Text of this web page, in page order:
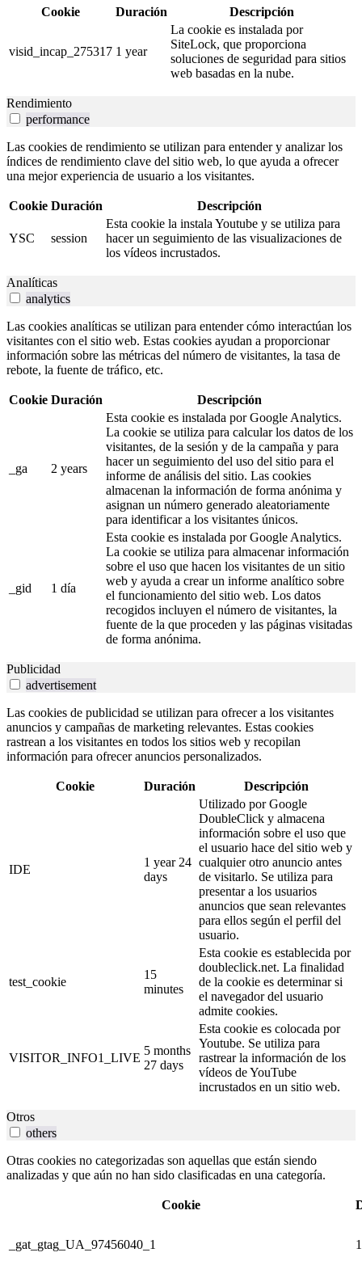
Cookie Duración Descripción
visid_incap_275317 1 year
La cookie es instalada por
SiteLock, que proporciona
soluciones de seguridad para sitios
web basadas en la nube.
Rendimiento
performance
Las cookies de rendimiento se utilizan para entender y analizar los
índices de rendimiento clave del sitio web, lo que ayuda a ofrecer
una mejor experiencia de usuario a los visitantes.
Cookie Duración Descripción
YSC session
Esta cookie la instala Youtube y se utiliza para
hacer un seguimiento de las visualizaciones de
los vídeos incrustados.
Analíticas
analytics
Las cookies analíticas se utilizan para entender cómo interactúan los
visitantes con el sitio web. Estas cookies ayudan a proporcionar
información sobre las métricas del número de visitantes, la tasa de
rebote, la fuente de tráfico, etc.
Cookie Duración Descripción
_ga 2 years
Esta cookie es instalada por Google Analytics.
La cookie se utiliza para calcular los datos de los
visitantes, de la sesión y de la campaña y para
hacer un seguimiento del uso del sitio para el
informe de análisis del sitio. Las cookies
almacenan la información de forma anónima y
asignan un número generado aleatoriamente
para identificar a los visitantes únicos.
_gid 1 día
Esta cookie es instalada por Google Analytics.
La cookie se utiliza para almacenar información
sobre el uso que hacen los visitantes de un sitio
web y ayuda a crear un informe analítico sobre
el funcionamiento del sitio web. Los datos
recogidos incluyen el número de visitantes, la
fuente de la que proceden y las páginas visitadas
de forma anónima.
Publicidad
advertisement
Las cookies de publicidad se utilizan para ofrecer a los visitantes
anuncios y campañas de marketing relevantes. Estas cookies
rastrean a los visitantes en todos los sitios web y recopilan
información para ofrecer anuncios personalizados.
Cookie Duración Descripción
IDE
1 year 24
days
Utilizado por Google
DoubleClick y almacena
información sobre el uso que
el usuario hace del sitio web y
cualquier otro anuncio antes
de visitarlo. Se utiliza para
presentar a los usuarios
anuncios que sean relevantes
para ellos según el perfil del
usuario.
test_cookie
15
minutes
Esta cookie es establecida por
doubleclick.net. La finalidad
de la cookie es determinar si
el navegador del usuario
admite cookies.
VISITOR_INFO1_LIVE
5 months
27 days
Esta cookie es colocada por
Youtube. Se utiliza para
rastrear la información de los
vídeos de YouTube
incrustados en un sitio web.
Otros
others
Otras cookies no categorizadas son aquellas que están siendo
analizadas y que aún no han sido clasificadas en una categoría.
Cookie
_gat_gtag_UA_97456040_1